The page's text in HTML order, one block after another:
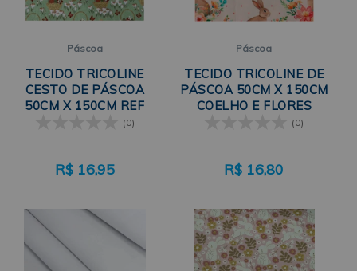
Páscoa
TECIDO TRICOLINE
CESTO DE PÁSCOA
50CM X 150CM REF
V003 PERIPAN(0)
R$ 16,95
Páscoa
TECIDO TRICOLINE DE
PÁSCOA 50CM X 150CM
COELHO E FLORES
(0)
R$ 16,80